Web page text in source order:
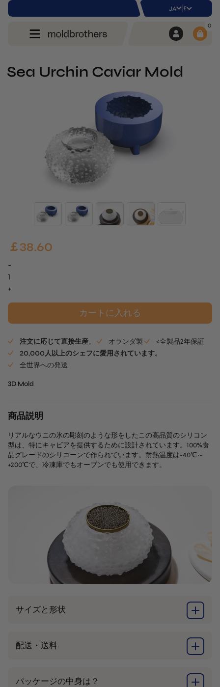
JA | £
0
Sea Urchin Caviar Mold
￡38.60
-
ウ
ニ・
ビ
Mold
個
+
カートに入れる
注文に応じて直接生産。 オランダ製
<全製品2年保証
20,000人以上のシェフに愛用されています。
全世界への発送
3D Mold
商品説明
リアルなウニの氷の彫刻のような形をしたこの高品質のシリコン
型は、特にキャビアを提供するために設計されています。100%食
品グレードのシリコーンで作られています。耐熱温度は-40℃～
+200℃で、冷凍庫でもオーブンでも使用できます。
サイズと形状
配送・送料
パッケージの中身は？